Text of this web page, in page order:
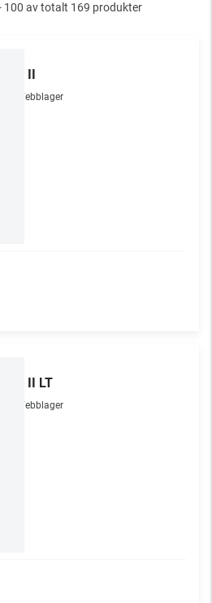
100 av totalt 169 produkter
LSX II
Webblager
LSX II LT
Webblager